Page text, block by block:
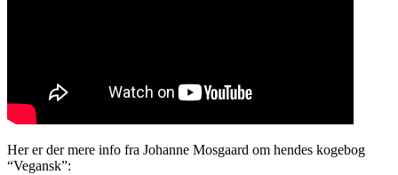
Her er der mere info fra Johanne Mosgaard om hendes kogebog
“Vegansk”: